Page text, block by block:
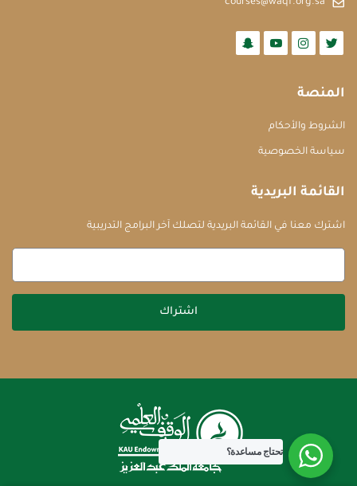
تحتاج مساعدة؟
courses@waqf.org.sa
المنصة
الشروط والأحكام
سياسة الخصوصية
القائمة البريدية
اشترك معنا في القائمة البريدية لتصلك آخر البرامج التدريبية
اشتراك